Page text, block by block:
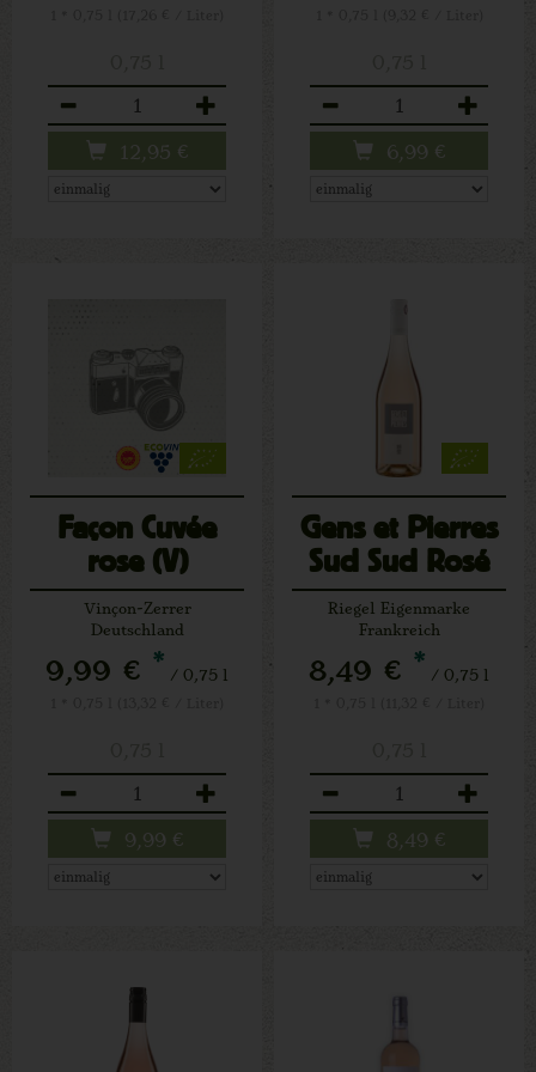
12,95 € 6,99 €
Façon Cuvée
rose (V)
Vinçon-Zerrer
Deutschland
9,99 € * / 0,75 l
9,99 €
Gens et Pierres
Sud Sud Rosé
Riegel Eigenmarke
Frankreich
8,49 € * / 0,75 l
8,49 €